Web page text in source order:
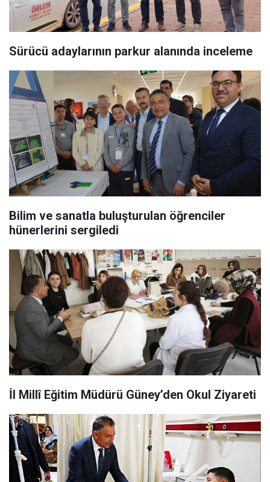
Sürücü adaylarının parkur alanında inceleme
Bilim ve sanatla buluşturulan öğrenciler
hünerlerini sergiledi
İl Millî Eğitim Müdürü Güney’den Okul Ziyareti